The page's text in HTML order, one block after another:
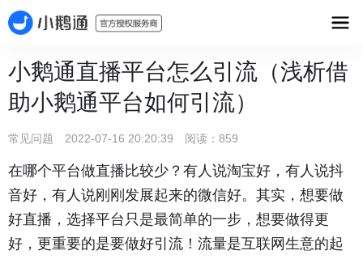
小鹅通直播平台怎么引流（浅析借
助小鹅通平台如何引流）
常见问题 2022-07-16 20:20:39 阅读：859
在哪个平台做直播比较少？有人说淘宝好，有人说抖
音好，有人说刚刚发展起来的微信好。其实，想要做
好直播，选择平台只是最简单的一步，想要做得更
好，更重要的是要做好引流！流量是互联网生意的起